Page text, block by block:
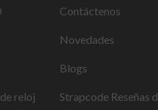
reloj
Contáctenos
Novedades
Blogs
Strapcode Reseñas